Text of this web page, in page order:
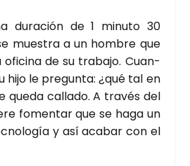
dura­ción de 1 minu­to 30
mues­tra a un hom­bre que
ofi­ci­na de su tra­ba­jo. Cuan­
hijo le pre­gun­ta: ¿qué tal en
que­da calla­do. A tra­vés del
fomen­tar que se haga un
y así aca­bar con el